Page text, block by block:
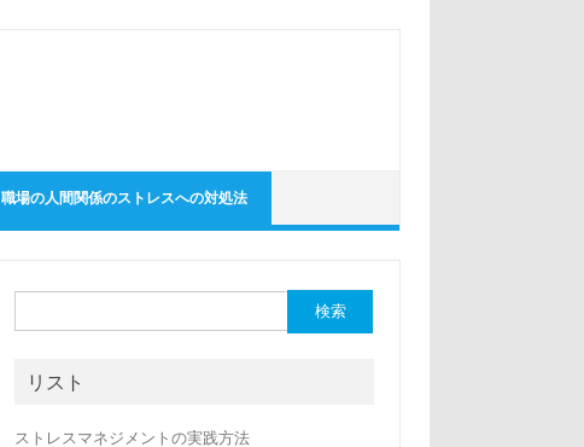
職場の人間関係のストレスへの対処法
索:
リスト
ストレスマネジメントの実践方法